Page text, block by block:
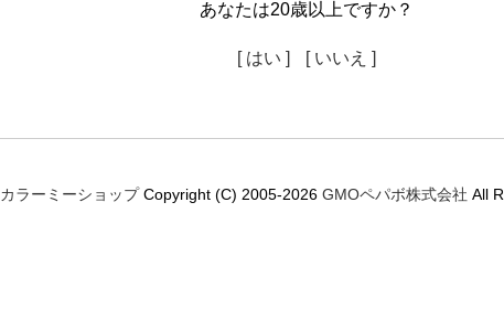
あなたは20歳以上ですか？
[ はい ] [ いいえ ]
カラーミーショップCopyright (C) 2005-2026 GMOペパボ株式会社 All